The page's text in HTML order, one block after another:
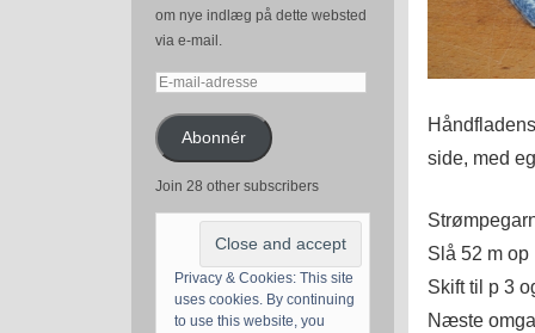
om nye indlæg på dette websted
via e-mail.
E-
adresseAbonnér
Join 28 other subscribers
Privacy & Cookies: This site
uses cookies. By continuing
to use this website, you
side, med
Slå 52 m op
Skift til p 3
Næste